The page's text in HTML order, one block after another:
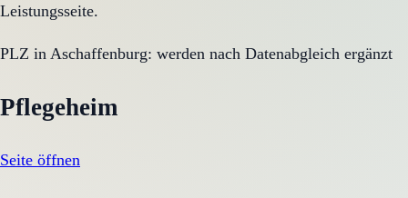
Leistungsseite.
PLZ in Aschaffenburg: werden nach Datenabgleich ergänzt
Pflegeheim
Seite öffnen